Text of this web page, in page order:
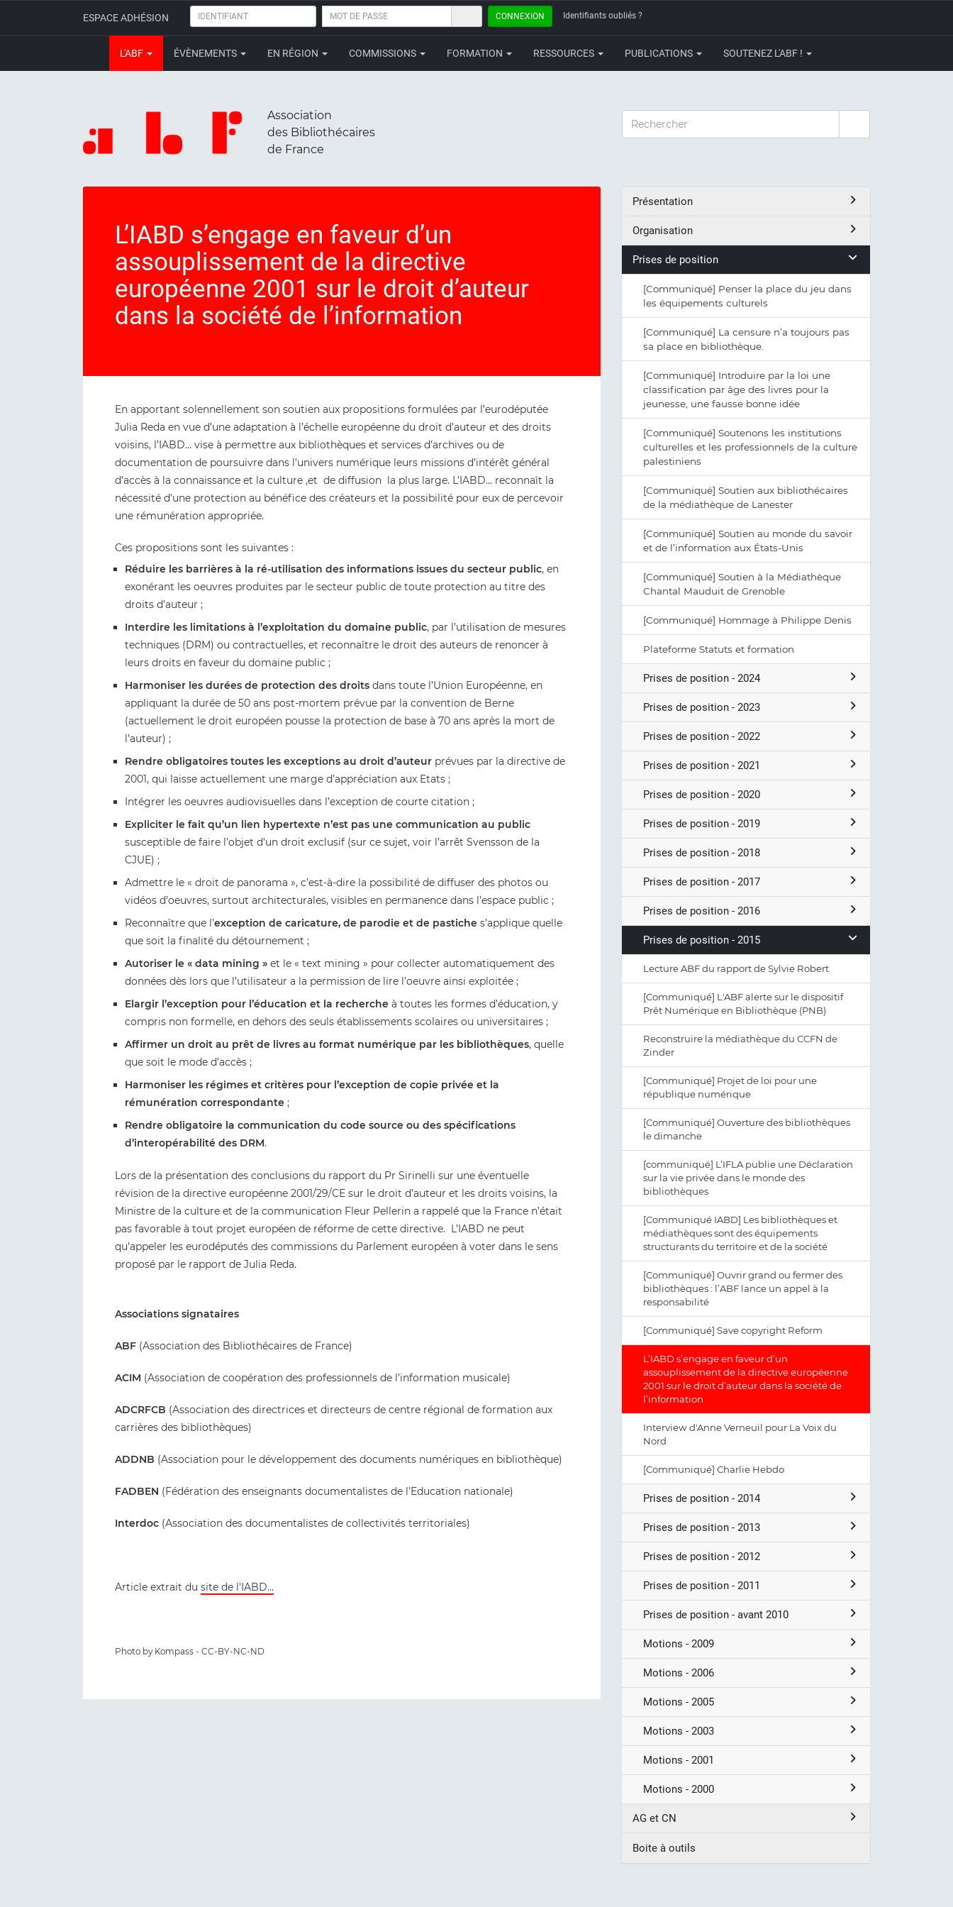
ESPACE ADHÉSION IDENTIFIANT
MOT
PASSE
CONNEXION Identifiants oubliés ?
L'ABF ÉVÈNEMENTS EN RÉGION COMMISSIONS FORMATION RESSOURCES PUBLICATIONS SOUTENEZ L'ABF !
Association
des Bibliothécaires
de France
RECHERCHER
L’IABD s’engage en faveur d’un
assouplissement de la directive
européenne 2001 sur le droit d’auteur
dans la société de l’information
En apportant solennellement son soutien aux propositions formulées par l’eurodéputée
Julia Reda en vue d’une adaptation à l’échelle européenne du droit d’auteur et des droits
voisins, l’IABD… vise à permettre aux bibliothèques et services d’archives ou de
documentation de poursuivre dans l’univers numérique leurs missions d’intérêt général
d’accès à la connaissance et la culture ,et de diffusion la plus large. L’IABD… reconnaît la
nécessité d’une protection au bénéfice des créateurs et la possibilité pour eux de percevoir
une rémunération appropriée.
Ces propositions sont les suivantes :
Réduire les barrières à la ré-utilisation des informations issues du secteur public, en
exonérant les oeuvres produites par le secteur public de toute protection au titre des
droits d’auteur ;
Interdire les limitations à l’exploitation du domaine public, par l’utilisation de mesures
techniques (DRM) ou contractuelles, et reconnaître le droit des auteurs de renoncer à
leurs droits en faveur du domaine public ;
Harmoniser les durées de protection des droits dans toute l’Union Européenne, en
appliquant la durée de 50 ans post-mortem prévue par la convention de Berne
(actuellement le droit européen pousse la protection de base à 70 ans après la mort de
l’auteur) ;
Rendre obligatoires toutes les exceptions au droit d’auteur prévues par la directive de
2001, qui laisse actuellement une marge d’appréciation aux Etats ;
Intégrer les oeuvres audiovisuelles dans l’exception de courte citation ;
Expliciter le fait qu’un lien hypertexte n’est pas une communication au public
susceptible de faire l’objet d’un droit exclusif (sur ce sujet, voir l’arrêt Svensson de la
CJUE) ;
Admettre le « droit de panorama », c’est-à-dire la possibilité de diffuser des photos ou
vidéos d’oeuvres, surtout architecturales, visibles en permanence dans l’espace public ;
Reconnaître que l’exception de caricature, de parodie et de pastiche s’applique quelle
que soit la finalité du détournement ;
Autoriser le « data mining » et le « text mining » pour collecter automatiquement des
données dès lors que l’utilisateur a la permission de lire l’oeuvre ainsi exploitée ;
Elargir l’exception pour l’éducation et la recherche à toutes les formes d’éducation, y
compris non formelle, en dehors des seuls établissements scolaires ou universitaires ;
Affirmer un droit au prêt de livres au format numérique par les bibliothèques, quelle
que soit le mode d’accès ;
Harmoniser les régimes et critères pour l’exception de copie privée et la
rémunération correspondante ;
Rendre obligatoire la communication du code source ou des spécifications
d’interopérabilité des DRM.
Lors de la présentation des conclusions du rapport du Pr Sirinelli sur une éventuelle
révision de la directive européenne 2001/29/CE sur le droit d’auteur et les droits voisins, la
Ministre de la culture et de la communication Fleur Pellerin a rappelé que la France n’était
pas favorable à tout projet européen de réforme de cette directive. L’IABD ne peut
qu’appeler les eurodéputés des commissions du Parlement européen à voter dans le sens
proposé par le rapport de Julia Reda.
Associations signataires
ABF (Association des Bibliothécaires de France)
ACIM (Association de coopération des professionnels de l’information musicale)
ADCRFCB (Association des directrices et directeurs de centre régional de formation aux
carrières des bibliothèques)
ADDNB (Association pour le développement des documents numériques en bibliothèque)
FADBEN (Fédération des enseignants documentalistes de l’Education nationale)
Interdoc (Association des documentalistes de collectivités territoriales)
Article extrait du site de l'IABD...
Photo by Kompass - CC-BY-NC-ND
Présentation
Organisation
Prises de position
[Communiqué] Penser la place du jeu dans
les équipements culturels
[Communiqué] La censure n’a toujours pas
sa place en bibliothèque.
[Communiqué] Introduire par la loi une
classification par âge des livres pour la
jeunesse, une fausse bonne idée
[Communiqué] Soutenons les institutions
culturelles et les professionnels de la culture
palestiniens
[Communiqué] Soutien aux bibliothécaires
de la médiathèque de Lanester
[Communiqué] Soutien au monde du savoir
et de l’information aux États-Unis
[Communiqué] Soutien à la Médiathèque
Chantal Mauduit de Grenoble
[Communiqué] Hommage à Philippe Denis
Plateforme Statuts et formation
Prises de position - 2024
Prises de position - 2023
Prises de position - 2022
Prises de position - 2021
Prises de position - 2020
Prises de position - 2019
Prises de position - 2018
Prises de position - 2017
Prises de position - 2016
Prises de position - 2015
Lecture ABF du rapport de Sylvie Robert
[Communiqué] L'ABF alerte sur le dispositif
Prêt Numérique en Bibliothèque (PNB)
Reconstruire la médiathèque du CCFN de
Zinder
[Communiqué] Projet de loi pour une
république numérique
[Communiqué] Ouverture des bibliothèques
le dimanche
[communiqué] L’IFLA publie une Déclaration
sur la vie privée dans le monde des
bibliothèques
[Communiqué IABD] Les bibliothèques et
médiathèques sont des équipements
structurants du territoire et de la société
[Communiqué] Ouvrir grand ou fermer des
bibliothèques : l’ABF lance un appel à la
responsabilité
[Communiqué] Save copyright Reform
L’IABD s’engage en faveur d’un
assouplissement de la directive européenne
2001 sur le droit d’auteur dans la société de
l’information
Interview d'Anne Verneuil pour La Voix du
Nord
[Communiqué] Charlie Hebdo
Prises de position - 2014
Prises de position - 2013
Prises de position - 2012
Prises de position - 2011
Prises de position - avant 2010
Motions - 2009
Motions - 2006
Motions - 2005
Motions - 2003
Motions - 2001
Motions - 2000
AG et CN
Boite à outils